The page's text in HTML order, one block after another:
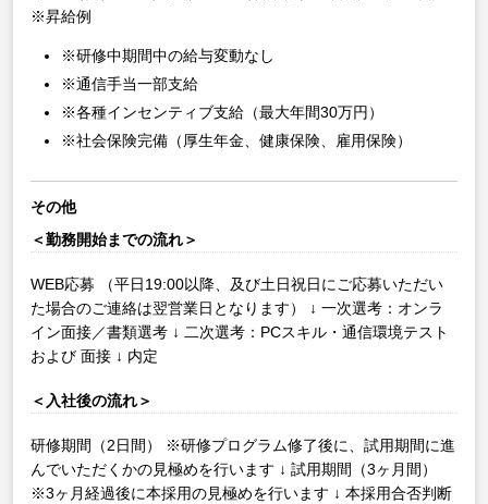
※昇給例
※研修中期間中の給与変動なし
※通信手当一部支給
※各種インセンティブ支給（最大年間30万円）
※社会保険完備（厚生年金、健康保険、雇用保険）
その他
＜勤務開始までの流れ＞
WEB応募 （平日19:00以降、及び土日祝日にご応募いただい
た場合のご連絡は翌営業日となります）
↓ 一次選考：オンラ
イン面接／書類選考 ↓ 二次選考：PCスキル・通信環境テスト
および 面接 ↓ 内定
＜入社後の流れ＞
研修期間（2日間）
※研修プログラム修了後に、試用期間に進
んでいただくかの見極めを行います ↓ 試用期間（3ヶ月間）
※3ヶ月経過後に本採用の見極めを行います ↓ 本採用合否判断